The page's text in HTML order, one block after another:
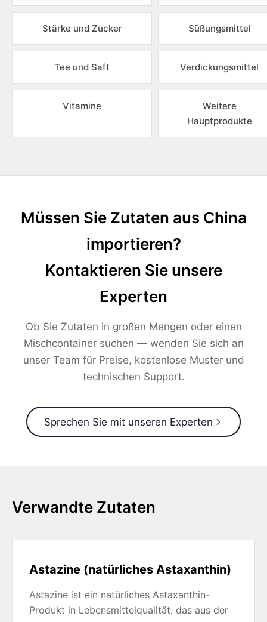
Stärke und Zucker Süßungsmittel
Tee und Saft Verdickungsmittel
Vitamine
Weitere
Hauptprodukte
Müssen Sie Zutaten aus China
importieren?
Kontaktieren Sie unsere
Experten
Ob Sie Zutaten in großen Mengen oder einen
Mischcontainer suchen — wenden Sie sich an
unser Team für Preise, kostenlose Muster und
technischen Support.
Sprechen Sie mit unseren Experten
Verwandte Zutaten
Astazine (natürliches Astaxanthin)
Astazine ist ein natürliches Astaxanthin-
Produkt in Lebensmittelqualität, das aus der